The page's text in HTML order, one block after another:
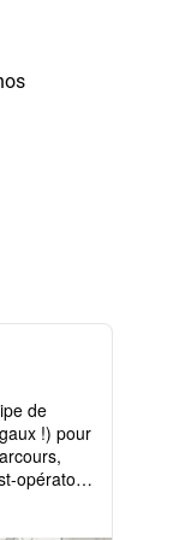
de
!) pour
opératoire